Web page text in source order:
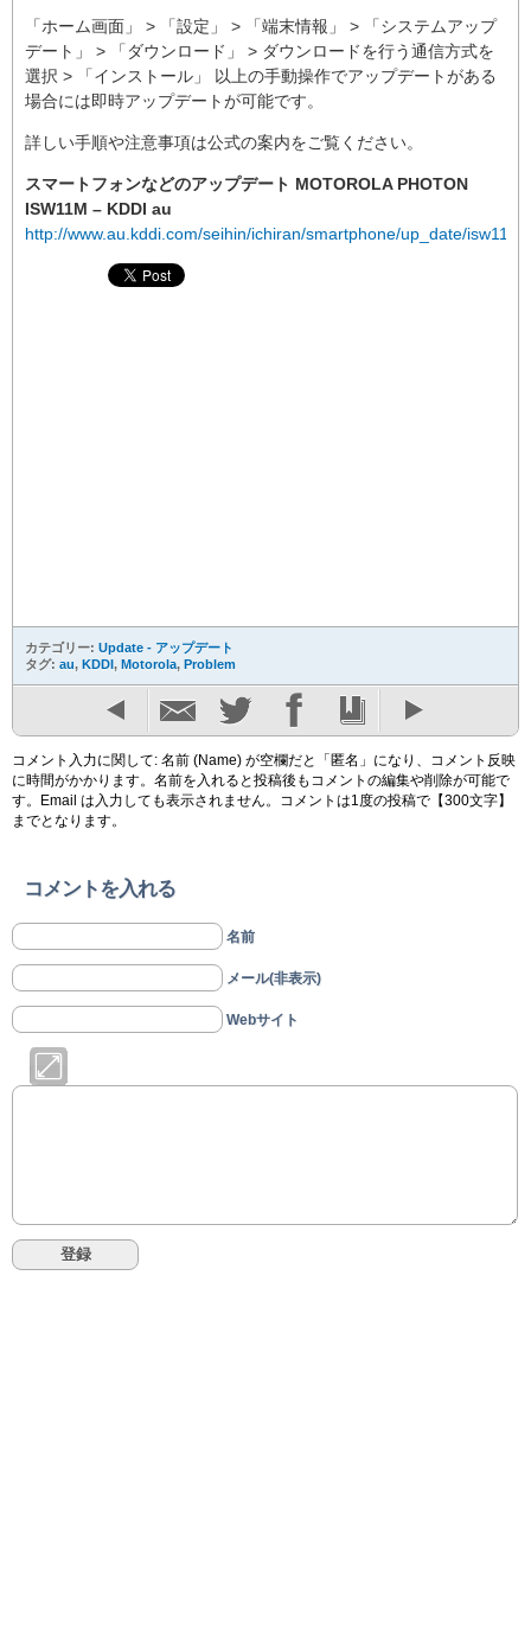
「ホーム画面」 > 「設定」 > 「端末情報」 > 「システムアップ
デート」 > 「ダウンロード」 > ダウンロードを行う通信方式を
選択 > 「インストール」 以上の手動操作でアップデートがある
場合には即時アップデートが可能です。
詳しい手順や注意事項は公式の案内をご覧ください。
スマートフォンなどのアップデート MOTOROLA PHOTON
ISW11M – KDDI au
http://www.au.kddi.com/seihin/ichiran/smartphone/up_date/
カテゴリー: Update - アップデート
タグ: au, KDDI, Motorola, Problem
コメント入力に関して: 名前 (Name) が空欄だと「匿名」になり、コメント反映
に時間がかかります。名前を入れると投稿後もコメントの編集や削除が可能で
す。Email は入力しても表示されません。コメントは1度の投稿で【300文字】
までとなります。
コメントを入れる
名前
メール(非表示)
Webサイト